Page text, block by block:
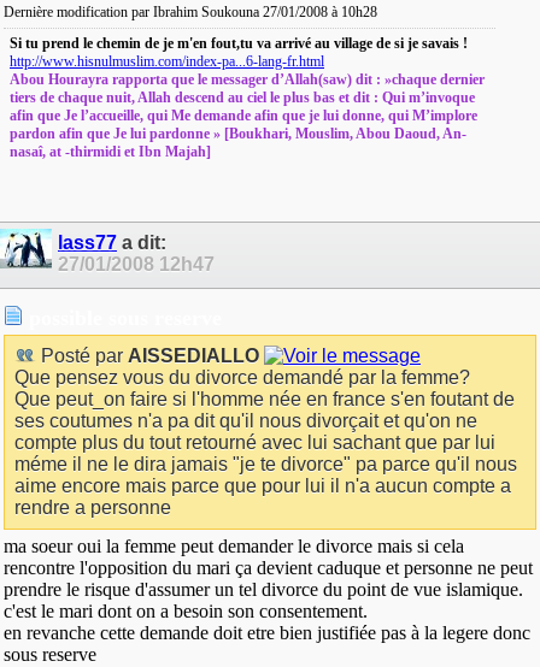
Dernière modification par Ibrahim Soukouna 27/01/2008 à 10h28
Si tu prend le chemin de je m'en fout,tu va arrivé au village de si je savais !
http://www.hisnulmuslim.com/index-pa...6-lang-fr.html
Abou Hourayra rapporta que le messager d’Allah(saw) dit : »chaque dernier
tiers de chaque nuit, Allah descend au ciel le plus bas et dit : Qui m’invoque
afin que Je l’accueille, qui Me demande afin que je lui donne, qui M’implore
pardon afin que Je lui pardonne » [Boukhari, Mouslim, Abou Daoud, An-
nasaî, at -thirmidi et Ibn Majah]
lass77 a dit:
27/01/2008 12h47
Posté par AISSEDIALLO
Que pensez vous du divorce demandé par la femme?
Que peut_on faire si l'homme née en france s'en foutant de
ses coutumes n'a pa dit qu'il nous divorçait et qu'on ne
compte plus du tout retourné avec lui sachant que par lui
méme il ne le dira jamais "je te divorce" pa parce qu'il nous
aime encore mais parce que pour lui il n'a aucun compte a
rendre a personne
ma soeur oui la femme peut demander le divorce mais si cela
rencontre l'opposition du mari ça devient caduque et personne ne peut
prendre le risque d'assumer un tel divorce du point de vue islamique.
c'est le mari dont on a besoin son consentement.
en revanche cette demande doit etre bien justifiée pas à la legere donc
sous reserve